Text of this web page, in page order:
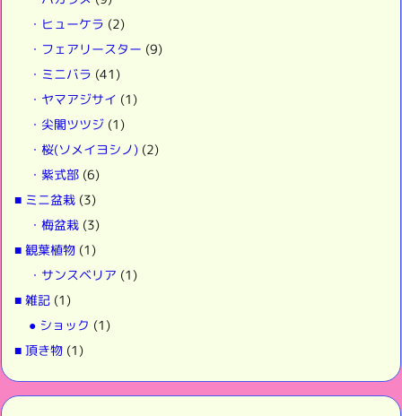
・ヒューケラ (2)
・フェアリースター (9)
・ミニバラ (41)
・ヤマアジサイ (1)
・尖閣ツツジ (1)
・桜(ソメイヨシノ) (2)
・紫式部 (6)
■ ミニ盆栽 (3)
・梅盆栽 (3)
■ 観葉植物 (1)
・サンスベリア (1)
■ 雑記 (1)
● ショック (1)
■ 頂き物 (1)